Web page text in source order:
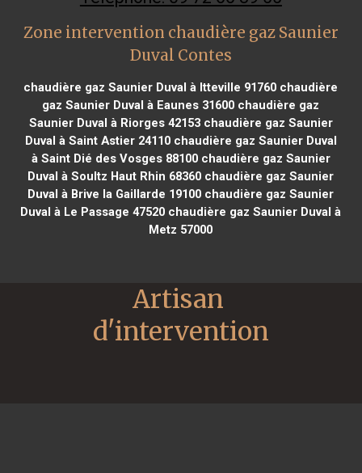
Zone intervention chaudière gaz Saunier
Duval Contes
chaudière gaz Saunier Duval à Itteville 91760 chaudière
gaz Saunier Duval à Eaunes 31600 chaudière gaz
Saunier Duval à Riorges 42153chaudière gaz Saunier
Duval à Saint Astier 24110chaudière gaz Saunier Duval
à Saint Dié des Vosges 88100chaudière gaz Saunier
Duval à Soultz Haut Rhin 68360 chaudière gaz Saunier
Duval à Brive la Gaillarde 19100 chaudière gaz Saunier
Duval à Le Passage 47520 chaudière gaz Saunier Duval à
Metz 57000
Artisan
d'intervention